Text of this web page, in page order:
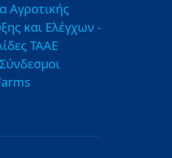
Αγροτικής
και Ελέγχων -
ΤΑΑΕ